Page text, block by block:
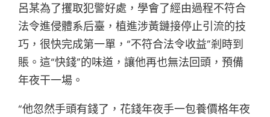
呂某為了攫取犯警好處，學會了經由過程不符合
法令進侵體系后臺，植進涉黃鏈接停止引流的技
巧，很快完成第一單，“不符合法令收益”剎時到
賬。這“快錢”的味道，讓他再也無法回頭，預備
年夜干一場。
“他忽然手頭有錢了，花錢年夜手一包養價格年夜